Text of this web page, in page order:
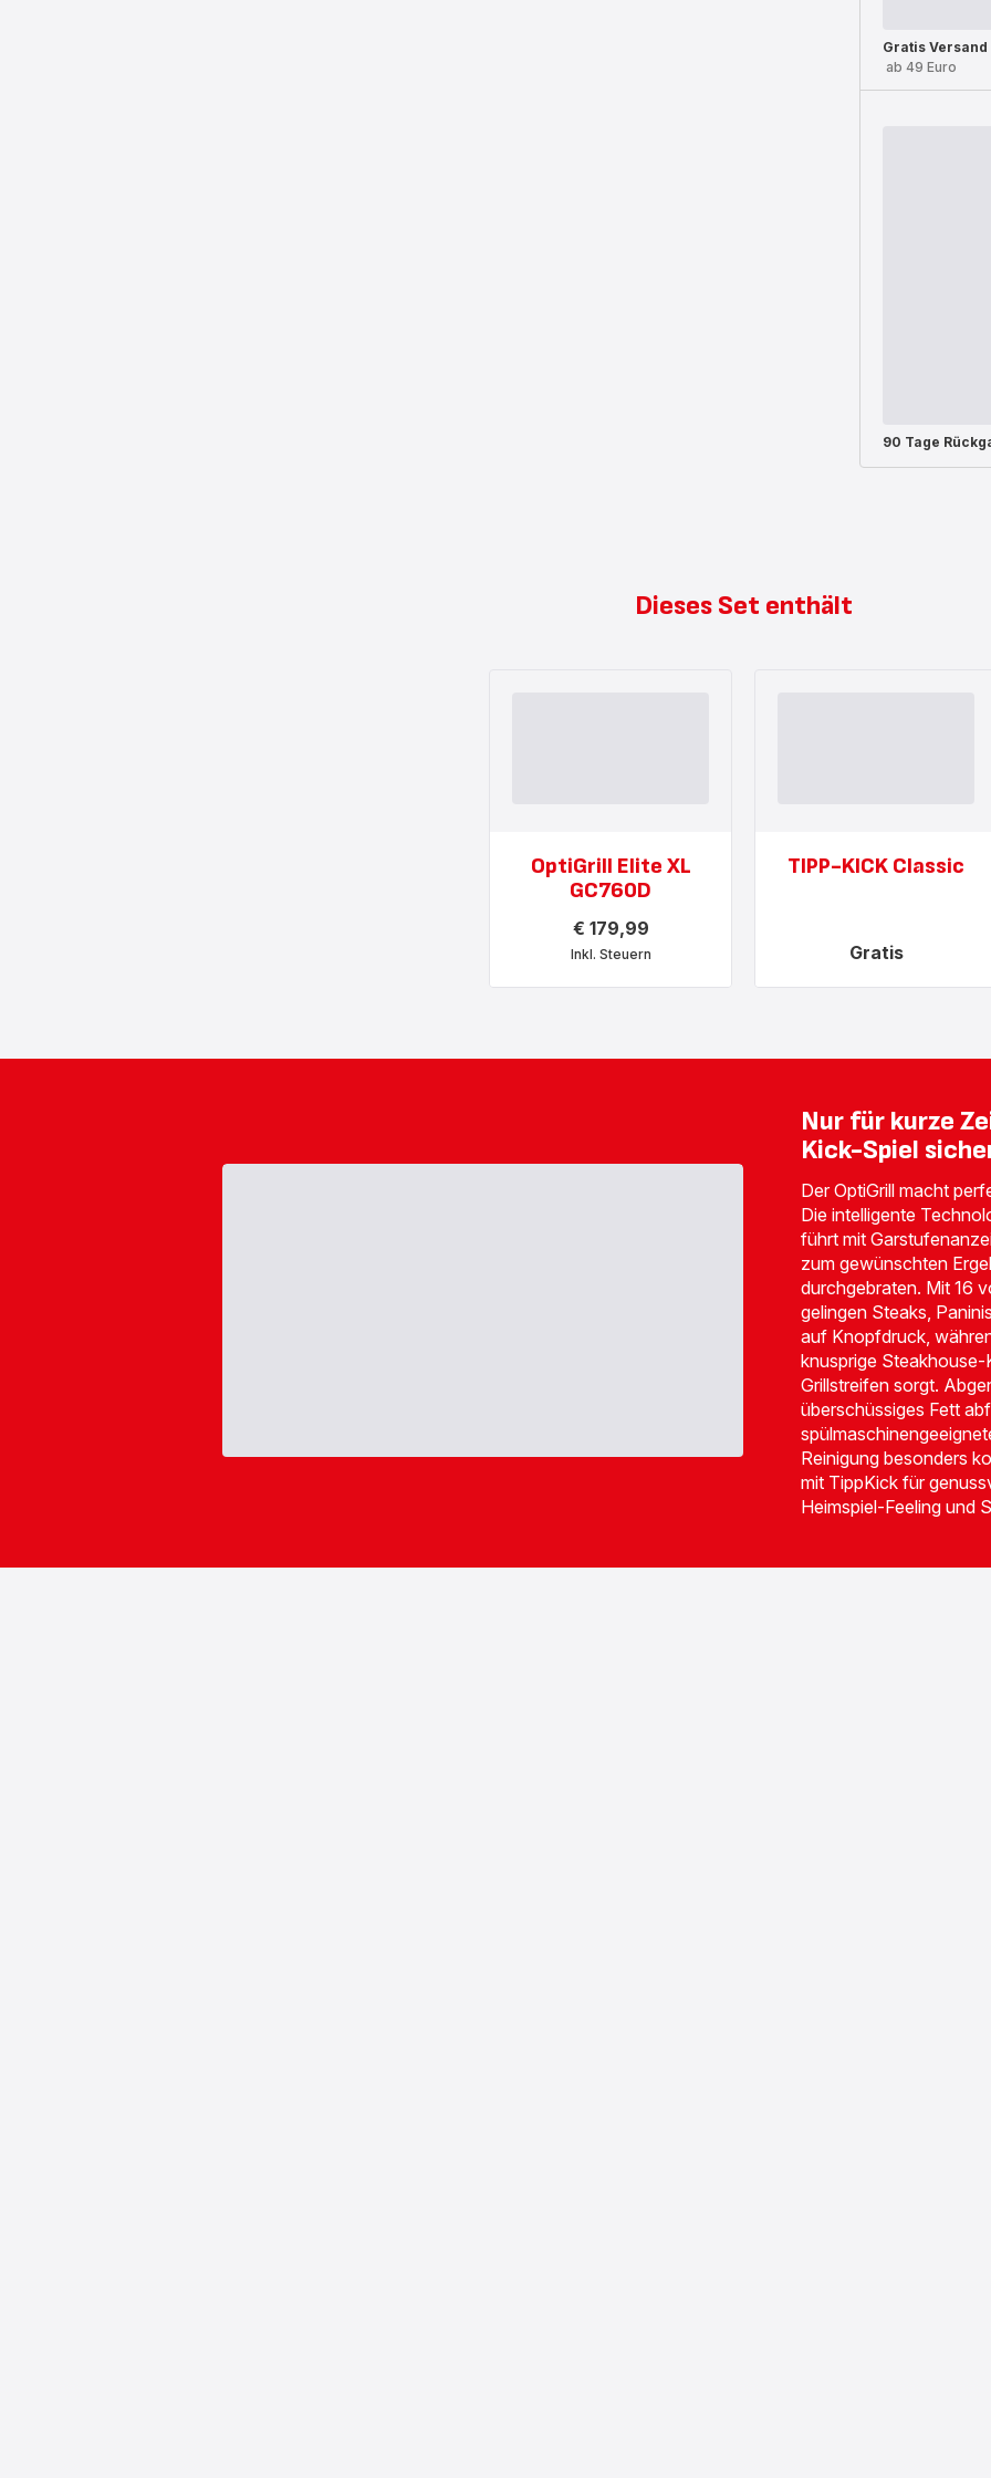
Gratis Versand
ab 49 Euro
90 Tage
Dieses Set enthält
OptiGrill Elite XL
GC760D
€ 179,99
Inkl. Steuern
anzeigen
TIPP-KICK Classic
Gratis
Nur für kurze
Kick-Spiel
Der OptiGrill macht
Die intelligente
führt mit
zum gewünschten
durchgebraten. Mit 16
gelingen Steaks,
auf Knopfdruck,
knusprige
Grillstreifen sorgt.
überschüssiges Fett
Reinigung besonders
mit TippKick für
Heimspiel-Feeling und